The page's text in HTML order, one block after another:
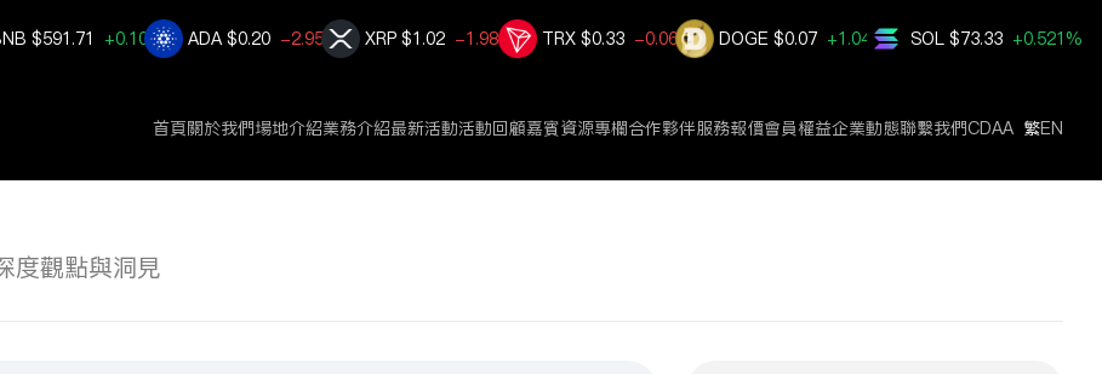
$591.71 +0.108% ADA $0.20 -2.958% XRP $1.02 -1.986% TRX $0.33 -0.061% DOGE $0.07 +1.046% SOL $73.33 +0.521%
首頁關於我們場地介紹業務介紹最新活動活動回顧嘉賓資源專欄合作夥伴服務報價會員權益企業動態聯繫我們CDAA 繁EN
度觀點與洞見